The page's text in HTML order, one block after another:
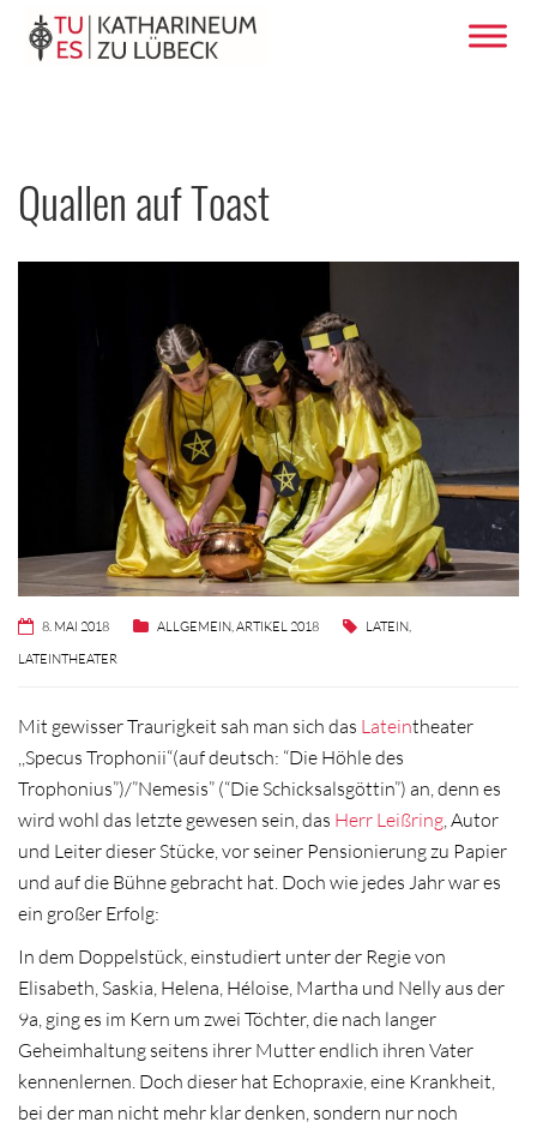
Quallen auf Toast
8. MAI 2018 ALLGEMEIN ARTIKEL 2018 LATEIN
LATEINTHEATER
Mit gewisser Traurigkeit sah man sich das Lateintheater
,,Specus Trophonii“(auf deutsch: “Die Höhle des
Trophonius”)/”Nemesis” (“Die Schicksalsgöttin”) an, denn es
wird wohl das letzte gewesen sein, das Herr Leißring, Autor
und Leiter dieser Stücke, vor seiner Pensionierung zu Papier
und auf die Bühne gebracht hat. Doch wie jedes Jahr war es
ein großer Erfolg:
In dem Doppelstück, einstudiert unter der Regie von
Elisabeth, Saskia, Helena, Héloise, Martha und Nelly aus der
9a, ging es im Kern um zwei Töchter, die nach langer
Geheimhaltung seitens ihrer Mutter endlich ihren Vater
kennenlernen. Doch dieser hat Echopraxie, eine Krankheit,
bei der man nicht mehr klar denken, sondern nur noch